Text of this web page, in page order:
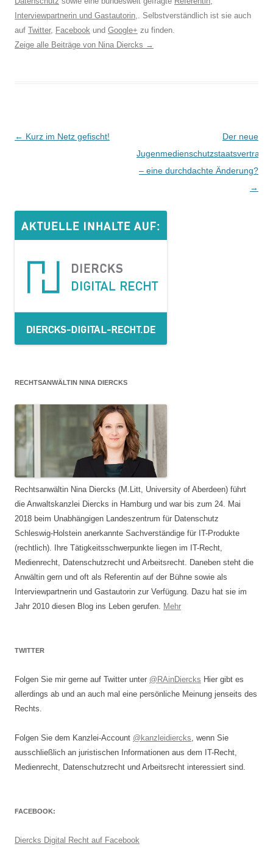
Interviewpartnerin und Gastautorin,. Selbstverständlich ist sie auch
auf Twitter, Facebook und Google+ zu finden.
Zeige alle Beiträge von Nina Diercks →
Beitrags-
← Kurz im Netz gefischt!
Der neue
Jugenmedienschutzstaatsvertrag
– eine durchdachte Änderung?
→
RECHTSANWÄLTIN NINA DIERCKS
Rechtsanwältin Nina Diercks (M.Litt, University of Aberdeen) führt
die Anwaltskanzlei Diercks in Hamburg und war bis zum 24. Mai
2018 beim Unabhängigen Landeszentrum für Datenschutz
Schleswig-Holstein anerkannte Sachverständige für IT-Produkte
(rechtlich). Ihre Tätigkeitsschwerpunkte liegen im IT-Recht,
Medienrecht, Datenschutzrecht und Arbeitsrecht. Daneben steht die
Anwältin gern und oft als Referentin auf der Bühne sowie als
Interviewpartnerin und Gastautorin zur Verfügung. Dazu hat sie im
Jahr 2010 diesen Blog ins Leben gerufen. Mehr
TWITTER
Folgen Sie mir gerne auf Twitter unter @RAinDiercks Hier gibt es
allerdings ab und an auch mal eine persönliche Meinung jenseits des
Rechts.
Folgen Sie dem Kanzlei-Account @kanzleidiercks, wenn Sie
ausschließlich an juristischen Informationen aus dem IT-Recht,
Medienrecht, Datenschutzrecht und Arbeitsrecht interessiert sind.
FACEBOOK:
Diercks Digital Recht auf Facebook